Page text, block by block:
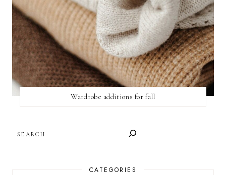
Wardrobe additions for fall
CATEGORIES